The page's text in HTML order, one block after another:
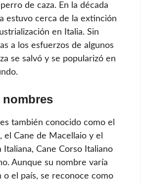
de caza. En la década
estuvo cerca de la extinción
en Italia. Sin
a los esfuerzos de algunos
se salvó y se popularizó en
nombres
también conocido como el
el Cane de Macellaio y el
Italiana, Cane Corso Italiano
Aunque su nombre varía
o el país, se reconoce como